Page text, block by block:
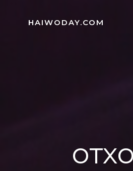
HAIWODAY.COM